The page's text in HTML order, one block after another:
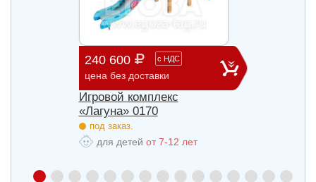
240 600 с НДС
цена без доставки
Игровой комплекс
«Лагуна» 0170
под заказ.
для детей от 7-12 лет